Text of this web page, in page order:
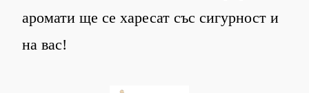
аромати ще се харесат със сигурност и
на вас!